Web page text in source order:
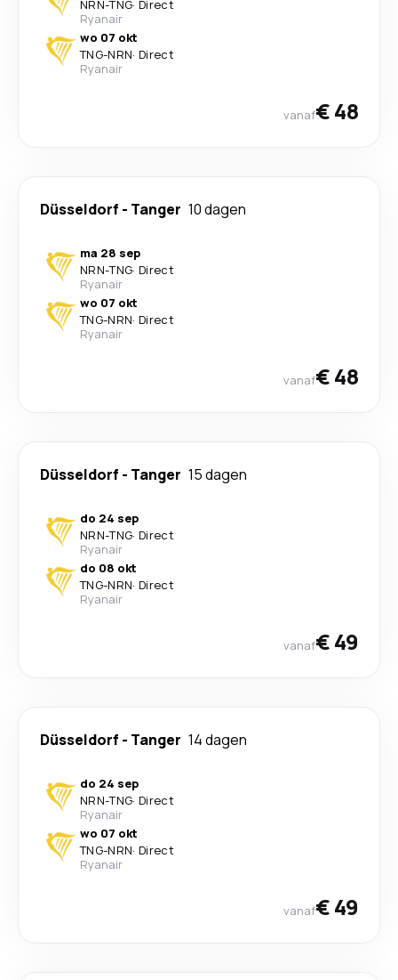
NRN-TNG· Direct
Ryanair
wo 07 okt
TNG-NRN· Direct
Ryanair
vanaf€ 48
Düsseldorf - Tanger 10 dagen
ma 28 sep
NRN-TNG· Direct
Ryanair
wo 07 okt
TNG-NRN· Direct
Ryanair
vanaf€ 48
Düsseldorf - Tanger 15 dagen
do 24 sep
NRN-TNG· Direct
Ryanair
do 08 okt
TNG-NRN· Direct
Ryanair
vanaf€ 49
Düsseldorf - Tanger 14 dagen
do 24 sep
NRN-TNG· Direct
Ryanair
wo 07 okt
TNG-NRN· Direct
Ryanair
vanaf€ 49